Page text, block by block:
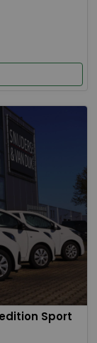
Sport